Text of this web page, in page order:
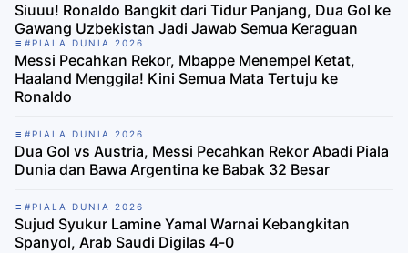
Siuuu! Ronaldo Bangkit dari Tidur Panjang, Dua Gol ke
Gawang Uzbekistan Jadi Jawab Semua Keraguan
#PIALA DUNIA 2026
Messi Pecahkan Rekor, Mbappe Menempel Ketat,
Haaland Menggila! Kini Semua Mata Tertuju ke
Ronaldo
#PIALA DUNIA 2026
Dua Gol vs Austria, Messi Pecahkan Rekor Abadi Piala
Dunia dan Bawa Argentina ke Babak 32 Besar
#PIALA DUNIA 2026
Sujud Syukur Lamine Yamal Warnai Kebangkitan
Spanyol, Arab Saudi Digilas 4-0